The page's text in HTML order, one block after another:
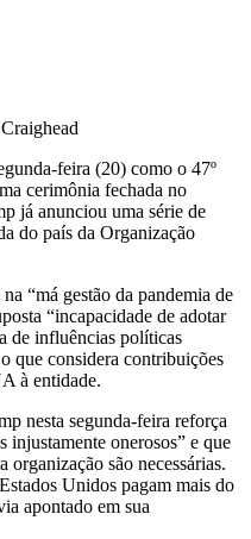
feira (20) como o 47º
cerimônia fechada no
já anunciou uma série de
do país da Organização
“má gestão da pandemia de
“incapacidade de adotar
de influências políticas
que considera contribuições
à entidade.
nesta segunda-feira reforça
injustamente onerosos” e que
são necessárias.
Unidos pagam mais do
apontado em sua